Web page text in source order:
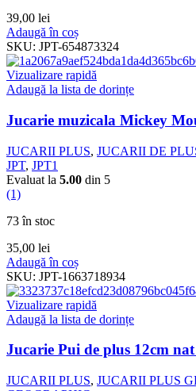
39,00 lei
Adaugă în coș
SKU: JPT-654873324
Vizualizare rapidă
Adaugă la lista de dorințe
Jucarie muzicala Mickey
JUCARII PLUS, JUCARII DE
JPT, JPT1
Evaluat la 5.00 din 5
(1)
73 în stoc
35,00 lei
Adaugă în coș
SKU: JPT-1663718934
Vizualizare rapidă
Adaugă la lista de dorințe
Jucarie Pui de plus 12cm nat
JUCARII PLUS, JUCARII PLUS